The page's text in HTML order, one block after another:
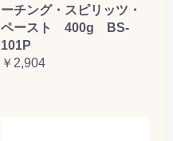
ーチング・スピリッツ・
ペースト 400g BS-
101P
￥2,904